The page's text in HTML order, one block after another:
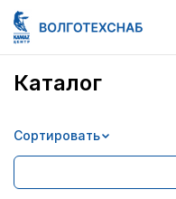
Каталог
Сортировать